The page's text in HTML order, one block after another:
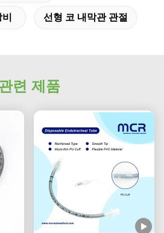
선형 코 내막관 관절
련 제품